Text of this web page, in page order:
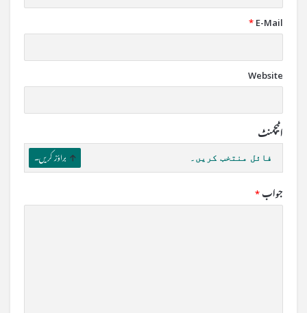
E-Mail
*
Website
اٹیچمنٹ
فائل منتخب کریں۔ براؤز کریں۔
جواب *